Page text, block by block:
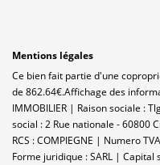
Mentions légales
Ce bien fait partie d'une
de 862.64€.Affichage des
IMMOBILIER | Raison sociale :
social : 2 Rue nationale - 60800
RCS : COMPIEGNE | Numero
Forme juridique : SARL | Capital